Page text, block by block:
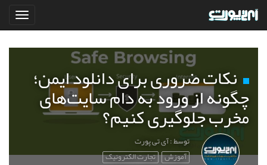
نکات ضروری برای دانلود ایمن؛
چگونه از ورود به دام سایت‌های
مخرب جلوگیری کنیم؟
توسط : آی تی پورت
آموزش تجارت الکترونیک